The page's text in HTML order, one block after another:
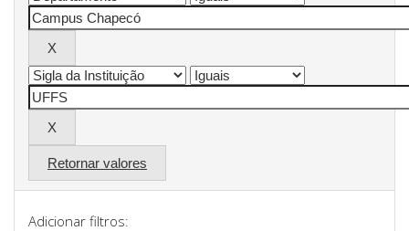
Retornar valores
Adicionar filtros: